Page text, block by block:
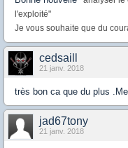
l'exploité"
Je vous souhaite que du
cedsaill
21 janv. 2018
très bon ca que du plus
jad67tony
21 janv. 2018